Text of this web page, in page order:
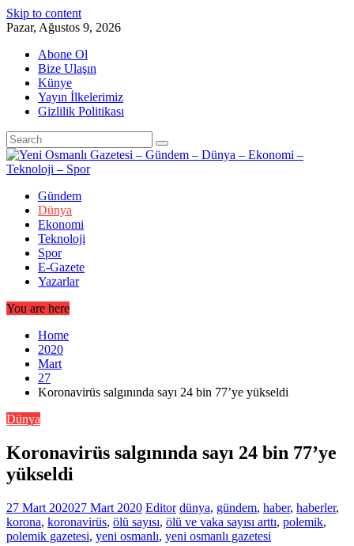
Skip to content
Pazar, Ağustos 9, 2026
Abone Ol
Bize Ulaşın
Künye
Yayın İlkelerimiz
Gizlilik Politikası
Gündem
Dünya
Ekonomi
Teknoloji
Spor
E-Gazete
Yazarlar
You are here
Home
2020
Mart
27
Koronavirüs salgınında sayı 24 bin 77’ye yükseldi
Dünya
Koronavirüs salgınında sayı 24 bin 77’ye
yükseldi
27 Mart 202027 Mart 2020 Editor dünya, gündem, haber, haberler,
korona, koronavirüs, ölü sayısı, ölü ve vaka sayısı arttı, polemik,
polemik gazetesi, yeni osmanlı, yeni osmanlı gazetesi